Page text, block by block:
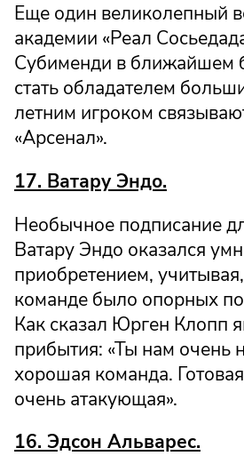
Еще один великолепный
академии «Реал
Субименди в ближайшем
стать обладателем
летним игроком
«Арсенал».
17. Ватару Эндо.
Необычное подписание
Ватару Эндо оказался
приобретением,
команде было опорных
Как сказал Юрген Клопп
прибытия: «Ты нам очень
хорошая команда.
очень атакующая».
16. Эдсон Альварес.